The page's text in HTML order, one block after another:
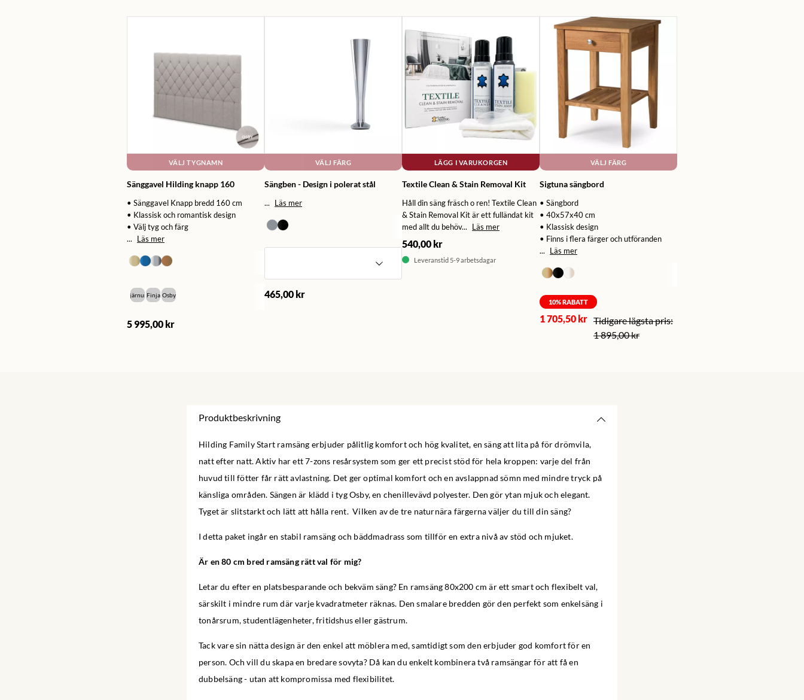
VÄLJ TYGNAMN
Sänggavel Hilding knapp 160
• Sänggavel Knapp bredd 160 cm
• Klassisk och romantisk design
• Välj tyg och färg
...
Läs mer
BjärnumFinja Osby
5 995,00 kr
VÄLJ FÄRG
Sängben - Design i polerat stål
... Läs mer
465,00 kr
LÄGG I VARUKORGEN
Textile Clean & Stain Removal Kit
Håll din säng fräsch o ren! Textile Clean
& Stain Removal Kit är ett fulländat kit
med allt du behöv...
Läs mer
540,00 kr
Leveranstid 5-9 arbetsdagar
VÄLJ FÄRG
Sigtuna sängbord
• Sängbord
• 40x57x40 cm
• Klassisk design
• Finns i flera färger och utföranden
...
Läs mer
10% RABATT
1 705,50 kr
1 895,00 kr
Produktbeskrivning
Hilding Family Start ramsäng erbjuder pålitlig komfort och hög kvalitet, en säng att lita på för drömvila,
natt efter natt. Aktiv har ett 7-zons resårsystem som ger ett precist stöd för hela kroppen: varje del från
huvud till fötter får rätt avlastning. Det ger optimal komfort och en avslappnad sömn med mindre tryck på
känsliga områden. Sängen är klädd i tyg Osby, en chenillevävd polyester. Den gör ytan mjuk och elegant.
Tyget är slitstarkt och lätt att hålla rent. Vilken av de tre naturnära färgerna väljer du till din säng?
I detta paket ingår en stabil ramsäng och bäddmadrass som tillför en extra nivå av stöd och mjuket.
Är en 80 cm bred ramsäng rätt val för mig?
Letar du efter en platsbesparande och bekväm säng? En ramsäng 80x200 cm är ett smart och flexibelt val,
särskilt i mindre rum där varje kvadratmeter räknas. Den smalare bredden gör den perfekt som enkelsäng i
tonårsrum, studentlägenheter, fritidshus eller gästrum.
Tack vare sin nätta design är den enkel att möblera med, samtidigt som den erbjuder god komfort för en
person. Och vill du skapa en bredare sovyta? Då kan du enkelt kombinera två ramsängar för att få en
dubbelsäng - utan att kompromissa med flexibilitet.